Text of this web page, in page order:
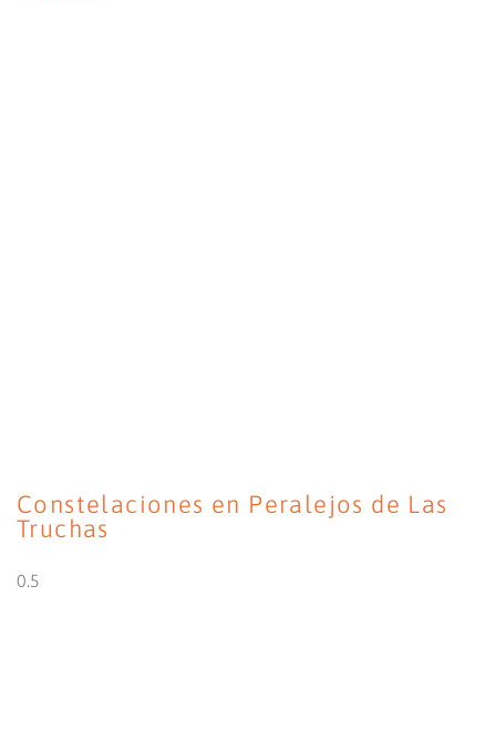
Constelaciones en Peralejos de Las
Truchas